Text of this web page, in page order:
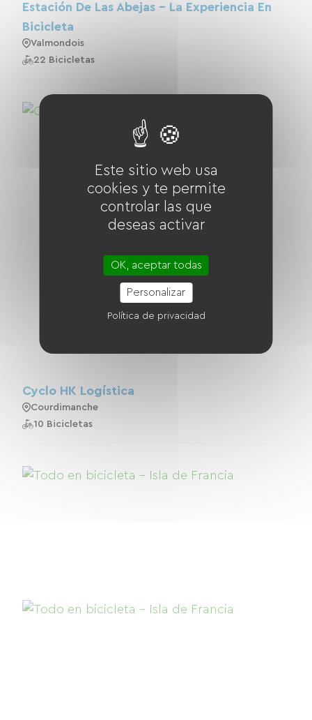
Estación De Las Abejas - La Experiencia En
Bicicleta
Valmondois
22 Bicicletas
Cyclo HK Logística
Courdimanche
10 Bicicletas
Este sitio web usa
cookies y te permite
controlar las que
deseas activar
OK, aceptar todas
Personalizar
Política de privacidad